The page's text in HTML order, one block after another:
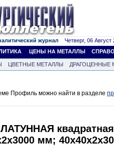
журнал Четверг, 06 Август
ЦЕНЫ НА МЕТАЛЛЫ
ЦВЕТНЫЕ МЕТАЛЛЫ ДРАГОЦЕННЫЕ
Профиль можно найти в разделе
квадратная
мм;